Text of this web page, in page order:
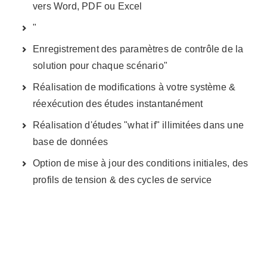
vers Word, PDF ou Excel
"
Enregistrement des paramètres de contrôle de la
solution pour chaque scénario"
Réalisation de modifications à votre système &
réexécution des études instantanément
Réalisation d'études "what if" illimitées dans une
base de données
Option de mise à jour des conditions initiales, des
profils de tension & des cycles de service